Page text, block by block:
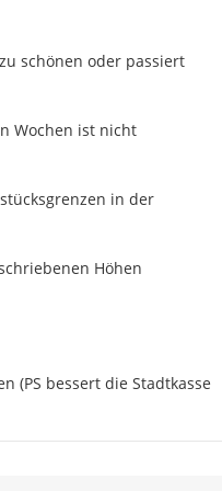
schönen oder passiert
Wochen ist nicht
in der
Höhen
(PS bessert die Stadtkasse